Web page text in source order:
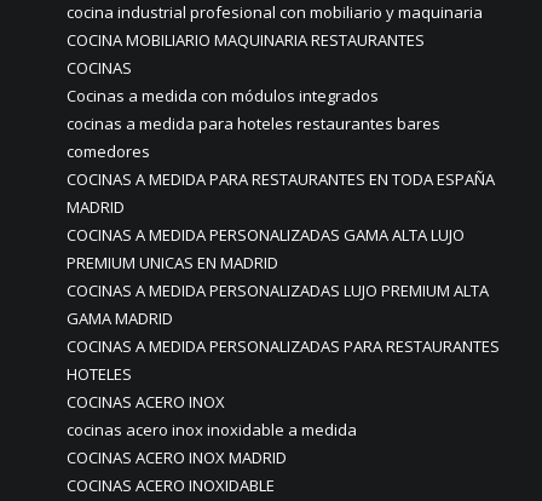
cocina industrial profesional con mobiliario y maquinaria
COCINA MOBILIARIO MAQUINARIA RESTAURANTES
COCINAS
Cocinas a medida con módulos integrados
cocinas a medida para hoteles restaurantes bares
comedores
COCINAS A MEDIDA PARA RESTAURANTES EN TODA ESPAÑA
MADRID
COCINAS A MEDIDA PERSONALIZADAS GAMA ALTA LUJO
PREMIUM UNICAS EN MADRID
COCINAS A MEDIDA PERSONALIZADAS LUJO PREMIUM ALTA
GAMA MADRID
COCINAS A MEDIDA PERSONALIZADAS PARA RESTAURANTES
HOTELES
COCINAS ACERO INOX
cocinas acero inox inoxidable a medida
COCINAS ACERO INOX MADRID
COCINAS ACERO INOXIDABLE